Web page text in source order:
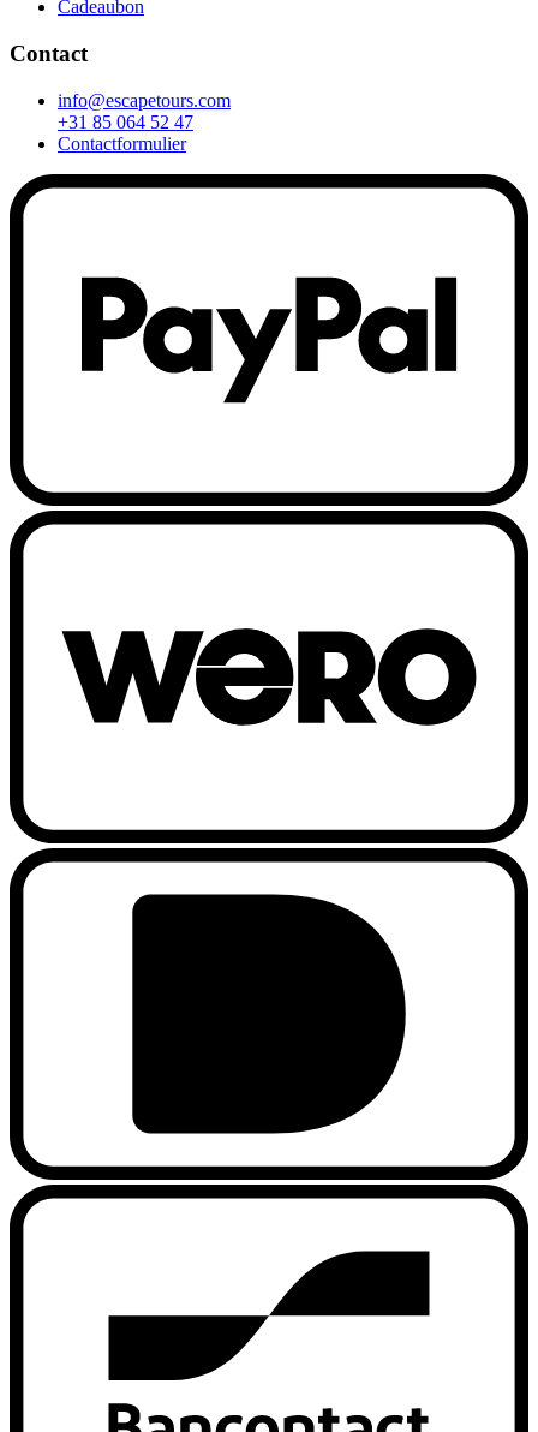
Cadeaubon
Contact
info@escapetours.com
+31 85 064 52 47
Contactformulier